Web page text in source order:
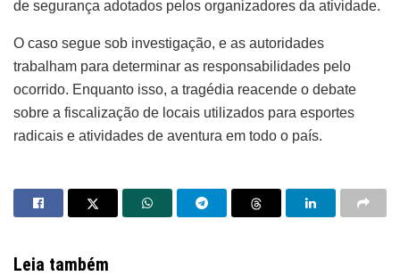
de segurança adotados pelos organizadores da atividade.
O caso segue sob investigação, e as autoridades
trabalham para determinar as responsabilidades pelo
ocorrido. Enquanto isso, a tragédia reacende o debate
sobre a fiscalização de locais utilizados para esportes
radicais e atividades de aventura em todo o país.
Leia também